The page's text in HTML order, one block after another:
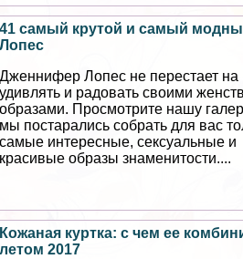
41 самый крутой и самый
Лопес
Дженнифер Лопес не перестает на
удивлять и радовать своими
образами. Просмотрите нашу
мы постарались собрать для вас
самые интересные, ceкcуальные и
красивые образы знаменитости....
Кожаная куртка: с чем ее
летом 2017